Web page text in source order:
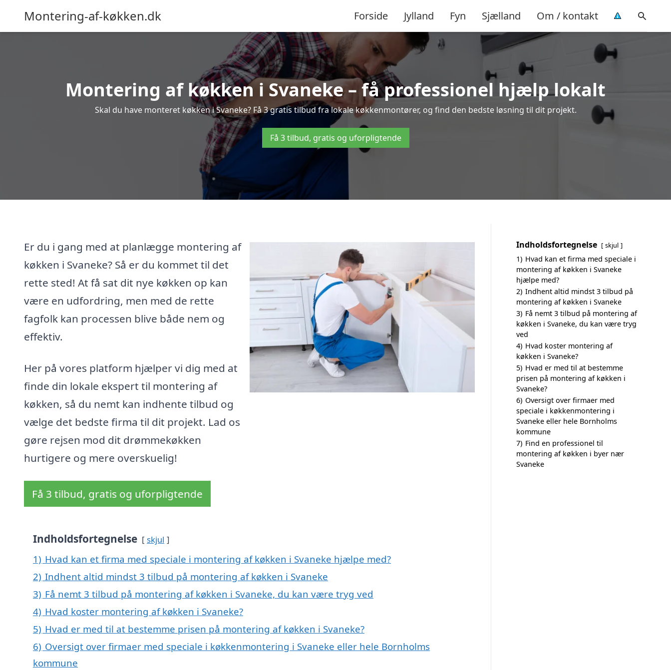
Montering-af-køkken.dk Forside Jylland Fyn Sjælland Om / kontakt
Montering af køkken i Svaneke – få professionel hjælp lokalt
Skal du have monteret køkken i Svaneke? Få 3 gratis tilbud fra lokale køkkenmontører, og find den bedste løsning til dit projekt.
Få 3 tilbud, gratis og uforpligtende
Er du i gang med at planlægge montering af
køkken i Svaneke? Så er du kommet til det
rette sted! At få sat dit nye køkken op kan
være en udfordring, men med de rette
fagfolk kan processen blive både nem og
effektiv.
Her på vores platform hjælper vi dig med at
finde din lokale ekspert til montering af
køkken, så du nemt kan indhente tilbud og
vælge det bedste firma til dit projekt. Lad os
gøre rejsen mod dit drømmekøkken
hurtigere og mere overskuelig!
Få 3 tilbud, gratis og uforpligtende
Indholdsfortegnelse skjul
1) Hvad kan et firma med speciale i montering af køkken i Svaneke hjælpe med?
2) Indhent altid mindst 3 tilbud på montering af køkken i Svaneke
3) Få nemt 3 tilbud på montering af køkken i Svaneke, du kan være tryg ved
4) Hvad koster montering af køkken i Svaneke?
5) Hvad er med til at bestemme prisen på montering af køkken i Svaneke?
6) Oversigt over firmaer med speciale i køkkenmontering i Svaneke eller hele Bornholms
kommune
Indholdsfortegnelse skjul
1) Hvad kan et firma med speciale i
montering af køkken i Svaneke
hjælpe med?
2) Indhent altid mindst 3 tilbud på
montering af køkken i Svaneke
3) Få nemt 3 tilbud på montering af
køkken i Svaneke, du kan være tryg
ved
4) Hvad koster montering af
køkken i Svaneke?
5) Hvad er med til at bestemme
prisen på montering af køkken i
Svaneke?
6) Oversigt over firmaer med
speciale i køkkenmontering i
Svaneke eller hele Bornholms
kommune
7) Find en professionel til
montering af køkken i byer nær
Svaneke